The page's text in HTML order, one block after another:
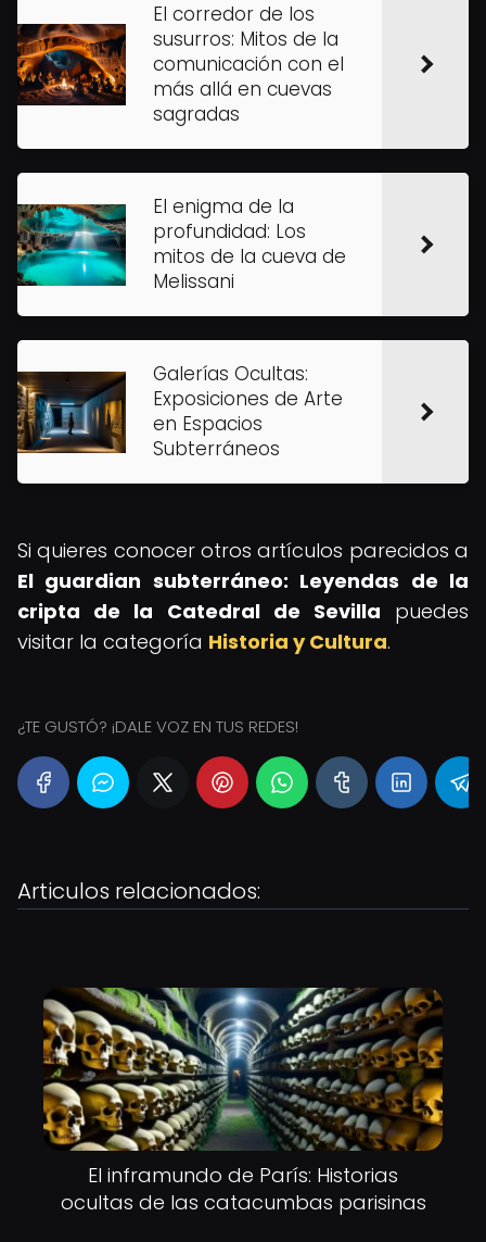
El corredor de los
susurros: Mitos de la
comunicación con el
más allá en cuevas
sagradas
El enigma de la
profundidad: Los
mitos de la cueva de
Melissani
Galerías Ocultas:
Exposiciones de Arte
en Espacios
Subterráneos
Si quieres conocer otros artículos parecidos a
El guardian subterráneo: Leyendas de la
cripta de la Catedral de Sevilla puedes
visitar la categoría Historia y Cultura.
¿TE GUSTÓ? ¡DALE VOZ EN TUS REDES!
Articulos relacionados:
El inframundo de París: Historias
ocultas de las catacumbas parisinas